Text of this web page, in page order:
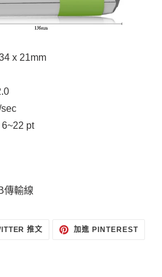
x 21mm
pt
傳輸線
推文
TWITTER
加進 PINTEREST加